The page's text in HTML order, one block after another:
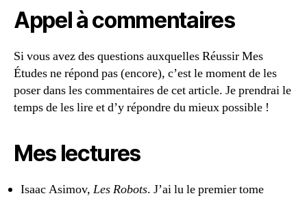
Appel à commentaires
Si vous avez des questions auxquelles Réussir Mes
Études ne répond pas (encore), c’est le moment de les
poser dans les commentaires de cet article. Je prendrai le
temps de les lire et d’y répondre du mieux possible !
Mes lectures
Isaac Asimov, Les Robots. J’ai lu le premier tome